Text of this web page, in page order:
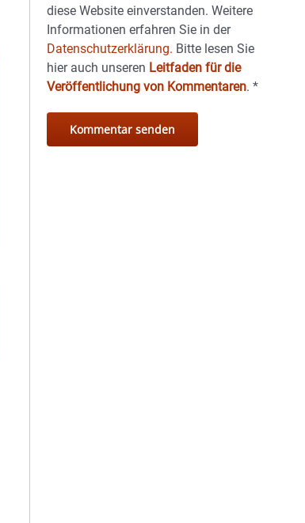
diese Website einverstanden. Weitere
Informationen erfahren Sie in der
Datenschutzerklärung. Bitte lesen Sie
hier auch unseren Leitfaden für die
Veröffentlichung von Kommentaren.*